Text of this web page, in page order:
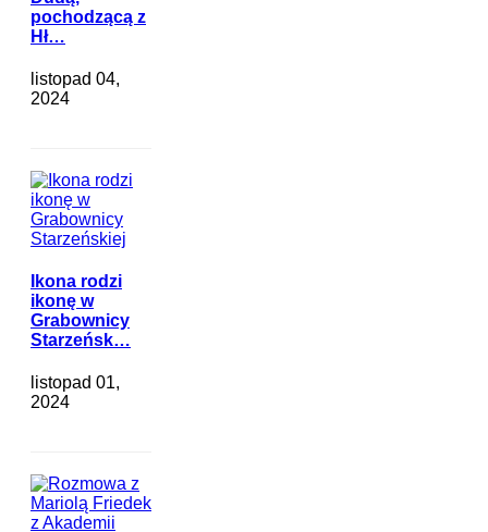
pochodzącą z
Hł…
listopad 04,
2024
Ikona rodzi
ikonę w
Grabownicy
Starzeńsk…
listopad 01,
2024